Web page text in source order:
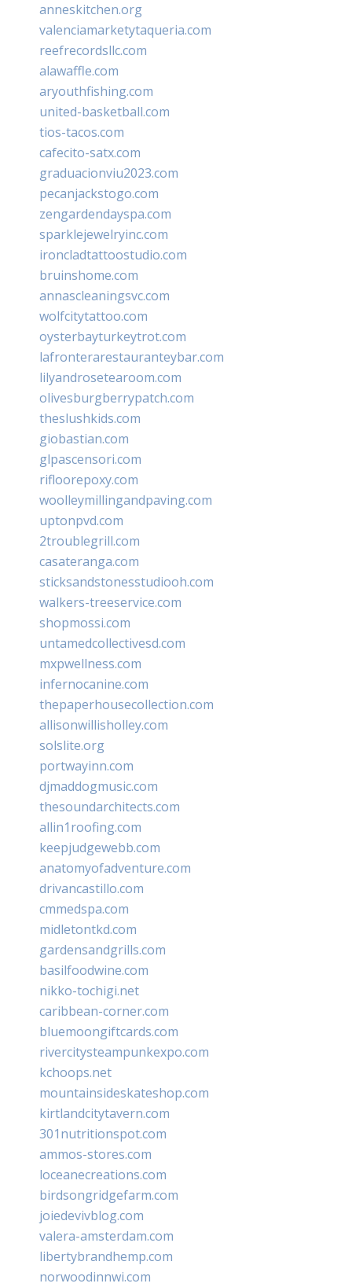
anneskitchen.org
valenciamarketytaqueria.com
reefrecordsllc.com
alawaffle.com
aryouthfishing.com
united-basketball.com
tios-tacos.com
cafecito-satx.com
graduacionviu2023.com
pecanjackstogo.com
zengardendayspa.com
sparklejewelryinc.com
ironcladtattoostudio.com
bruinshome.com
annascleaningsvc.com
wolfcitytattoo.com
oysterbayturkeytrot.com
lafronterarestauranteybar.com
lilyandrosetearoom.com
olivesburgberrypatch.com
theslushkids.com
giobastian.com
glpascensori.com
rifloorepoxy.com
woolleymillingandpaving.com
uptonpvd.com
2troublegrill.com
casateranga.com
sticksandstonesstudiooh.com
walkers-treeservice.com
shopmossi.com
untamedcollectivesd.com
mxpwellness.com
infernocanine.com
thepaperhousecollection.com
allisonwillisholley.com
solslite.org
portwayinn.com
djmaddogmusic.com
thesoundarchitects.com
allin1roofing.com
keepjudgewebb.com
anatomyofadventure.com
drivancastillo.com
cmmedspa.com
midletontkd.com
gardensandgrills.com
basilfoodwine.com
nikko-tochigi.net
caribbean-corner.com
bluemoongiftcards.com
rivercitysteampunkexpo.com
kchoops.net
mountainsideskateshop.com
kirtlandcitytavern.com
301nutritionspot.com
ammos-stores.com
loceanecreations.com
birdsongridgefarm.com
joiedevivblog.com
valera-amsterdam.com
libertybrandhemp.com
norwoodinnwi.com